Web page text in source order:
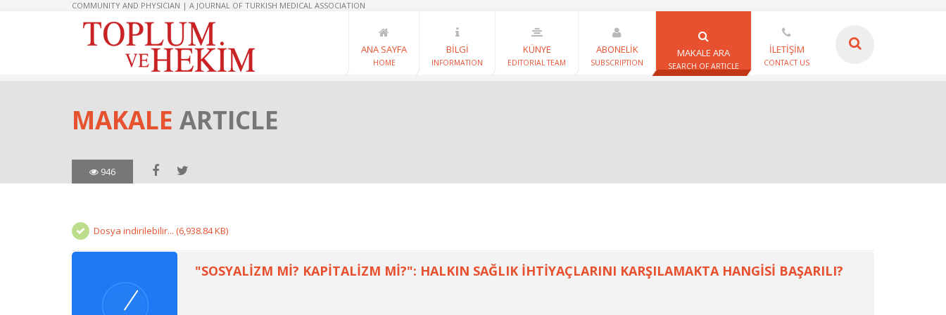
COMMUNITY AND PHYSICIAN | A JOURNAL OF TURKISH MEDICAL ASSOCIATION
ANA SAYFA
HOME
BİLGİ
INFORMATION
KÜNYE
EDITORIAL TEAM
ABONELİK
SUBSCRIPTION
MAKALE ARA
SEARCH OF ARTICLE
İLETİŞİM
CONTACT US
MAKALE ARTICLE
946
Dosya indirilebilir... (6,938.84 KB)
"SOSYALİZM Mİ? KAPİTALİZM Mİ?": HALKIN SAĞLIK İHTİYAÇLARINI KARŞILAMAKTA HANGİSİ BAŞARILI?